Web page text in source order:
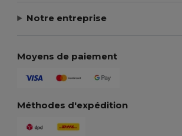
Notre entreprise
Moyens de paiement
Méthodes d'expédition